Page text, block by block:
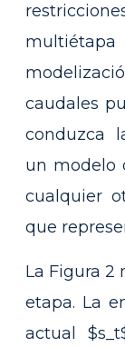
caudales
conduzca
un modelo
cualquier
que
La Figura 2
etapa. La
actual